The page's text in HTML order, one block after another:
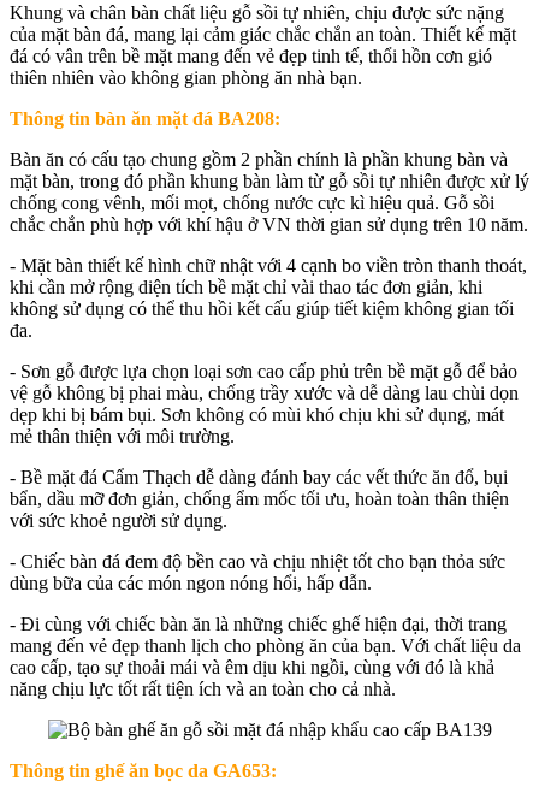
Khung và chân bàn chất liệu gỗ sồi tự nhiên, chịu được sức nặng
của mặt bàn đá, mang lại cảm giác chắc chắn an toàn. Thiết kế mặt
đá có vân trên bề mặt mang đến vẻ đẹp tinh tế, thổi hồn cơn gió
thiên nhiên vào không gian phòng ăn nhà bạn.
Thông tin bàn ăn mặt đá BA208:
Bàn ăn có cấu tạo chung gồm 2 phần chính là phần khung bàn và
mặt bàn, trong đó phần khung bàn làm từ gỗ sồi tự nhiên được xử lý
chống cong vênh, mối mọt, chống nước cực kì hiệu quả. Gỗ sồi
chắc chắn phù hợp với khí hậu ở VN thời gian sử dụng trên 10 năm.
- Mặt bàn thiết kế hình chữ nhật với 4 cạnh bo viền tròn thanh thoát,
khi cần mở rộng diện tích bề mặt chỉ vài thao tác đơn giản, khi
không sử dụng có thể thu hồi kết cấu giúp tiết kiệm không gian tối
đa.
- Sơn gỗ được lựa chọn loại sơn cao cấp phủ trên bề mặt gỗ để bảo
vệ gỗ không bị phai màu, chống trầy xước và dễ dàng lau chùi dọn
dẹp khi bị bám bụi. Sơn không có mùi khó chịu khi sử dụng, mát
mẻ thân thiện với môi trường.
- Bề mặt đá Cẩm Thạch dễ dàng đánh bay các vết thức ăn đổ, bụi
bẩn, dầu mỡ đơn giản, chống ẩm mốc tối ưu, hoàn toàn thân thiện
với sức khoẻ người sử dụng.
- Chiếc bàn đá đem độ bền cao và chịu nhiệt tốt cho bạn thỏa sức
dùng bữa của các món ngon nóng hổi, hấp dẫn.
- Đi cùng với chiếc bàn ăn là những chiếc ghế hiện đại, thời trang
mang đến vẻ đẹp thanh lịch cho phòng ăn của bạn. Với chất liệu da
cao cấp, tạo sự thoải mái và êm dịu khi ngồi, cùng với đó là khả
năng chịu lực tốt rất tiện ích và an toàn cho cả nhà.
Thông tin ghế ăn bọc da GA653: